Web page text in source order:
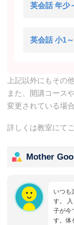
英会話 年少
英会話 小1～
上記以外にもその
また、開講コース
変更されている場
詳しくは教室にて
Mother
いつも
す。
子が今
す。体